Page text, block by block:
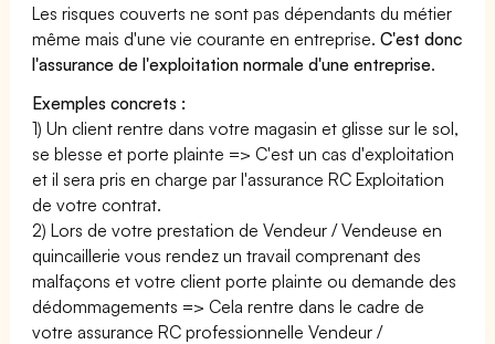
Les risques couverts ne sont pas dépendants du métier
même mais d'une vie courante en entreprise.C'est donc
l'assurance de l'exploitation normale d'une entreprise.
Exemples concrets :
1) Un client rentre dans votre magasin et glisse sur le sol,
se blesse et porte plainte => C'est un cas d'exploitation
et il sera pris en charge par l'assurance RC Exploitation
de votre contrat.
2) Lors de votre prestation de Vendeur / Vendeuse en
quincaillerie vous rendez un travail comprenant des
malfaçons et votre client porte plainte ou demande des
dédommagements => Cela rentre dans le cadre de
votre assurance RC professionnelle Vendeur /